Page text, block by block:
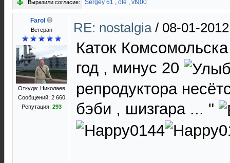
Выразили согласие: Sergey 61 , ole , vt900
Farol
Ветеран
Откуда: Николаев
Сообщений: 2 660
Репутация: 293
RE: nostalgia / 08-01-
Каток
год , минус 20
репродуктора
бэби , шизгара ... "